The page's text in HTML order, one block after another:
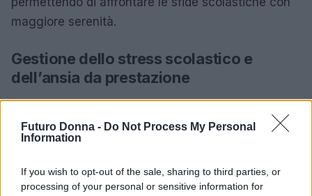
Futuro Donna - Do Not Process My Personal
Information
If you wish to opt-out of the sale, sharing to third parties, or
processing of your personal or sensitive information for
maggiore serenità.
Gestione dello stress scolastico e
dell’ansia da prestazione
La gestione dellostress scolasticoe dell’ansia da
prestazionerichiede consapevolezza e impegno.
Gli studenti possono apprendere a riconoscere e
costruttivo. È fondamentale sottolineare che